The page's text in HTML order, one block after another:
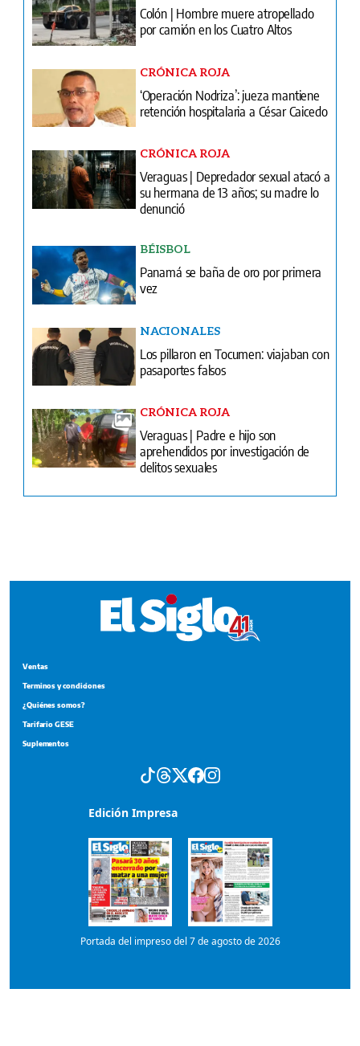
Colón | Hombre muere atropellado
por camión en los Cuatro Altos
CRÓNICA ROJA
‘Operación Nodriza’: jueza mantiene
retención hospitalaria a César Caicedo
CRÓNICA ROJA
Veraguas | Depredador sexual atacó a
su hermana de 13 años; su madre lo
denunció
BÉISBOL
Panamá se baña de oro por primera
vez
NACIONALES
Los pillaron en Tocumen: viajaban con
pasaportes falsos
CRÓNICA ROJA
Veraguas | Padre e hijo son
aprehendidos por investigación de
delitos sexuales
Suplementos
Portada del impreso del 7 de agosto de 2026